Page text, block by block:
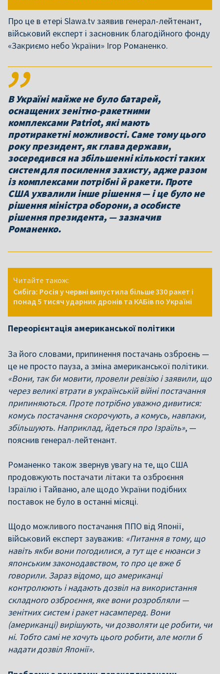
Про це в етері Slawa.tv заявив генерал-лейтенант,
військовий експерт і засновник благодійного фонду
«Закриємо небо України» Ігор Романенко.
В Україні майже не було батарей,
оснащених зенітно-ракетними
комплексами Patriot, які мають
протиракетні можливості. Саме тому цього
року президент, як глава держави,
зосередився на збільшенні кількості таких
систем для посилення захисту, адже разом
із комплексами потрібні й ракети. Проте
США ухвалили інше рішення — і це було не
рішення міністра оборони, а особисте
рішення президента, — зазначив
Романенко.
Читайте також:
Сибіга: Росія у червні випустила більше 330 ракет і
понад 5 тисяч ударних дронів та КАБів по Україні
Переорієнтація американської політики
За його словами, припинення постачань озброєнь —
це не просто пауза, а зміна американської політики.
«Вони, так би мовити, провели ревізію і заявили, що
через великі втрати в українській війні постачання
припиняються. Проте потрібно уважно дивитися:
комусь постачання скорочують, а комусь, навпаки,
збільшують. Наприклад, йдеться про Ізраїль», —
пояснив генерал-лейтенант.
Романенко також звернув увагу на те, що США
продовжують постачати літаки та озброєння
Ізраїлю і Тайваню, але щодо України подібних
поставок не було в останні місяці.
Щодо можливого постачання ППО від Японії,
військовий експерт зауважив: «Питання в тому, що
навіть якби вони погодилися, а тут ще є нюанси з
японським законодавством, то про це вже б
говорили. Зараз відомо, що американці
контролюють і надають дозвіл на використання
складного озброєння, яке вони розробляли —
зенітних систем і ракет насамперед. Вони
(американці) вирішують, чи дозволяти це робити, чи
ні. Тобто самі не хочуть цього робити, але могли б
надати дозвіл Японії».